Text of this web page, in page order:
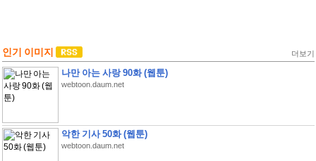
인기 이미지 더보기
나만 아는 사랑 90화 (웹툰)
webtoon.daum.net
악한 기사 50화 (웹툰)
webtoon.daum.net